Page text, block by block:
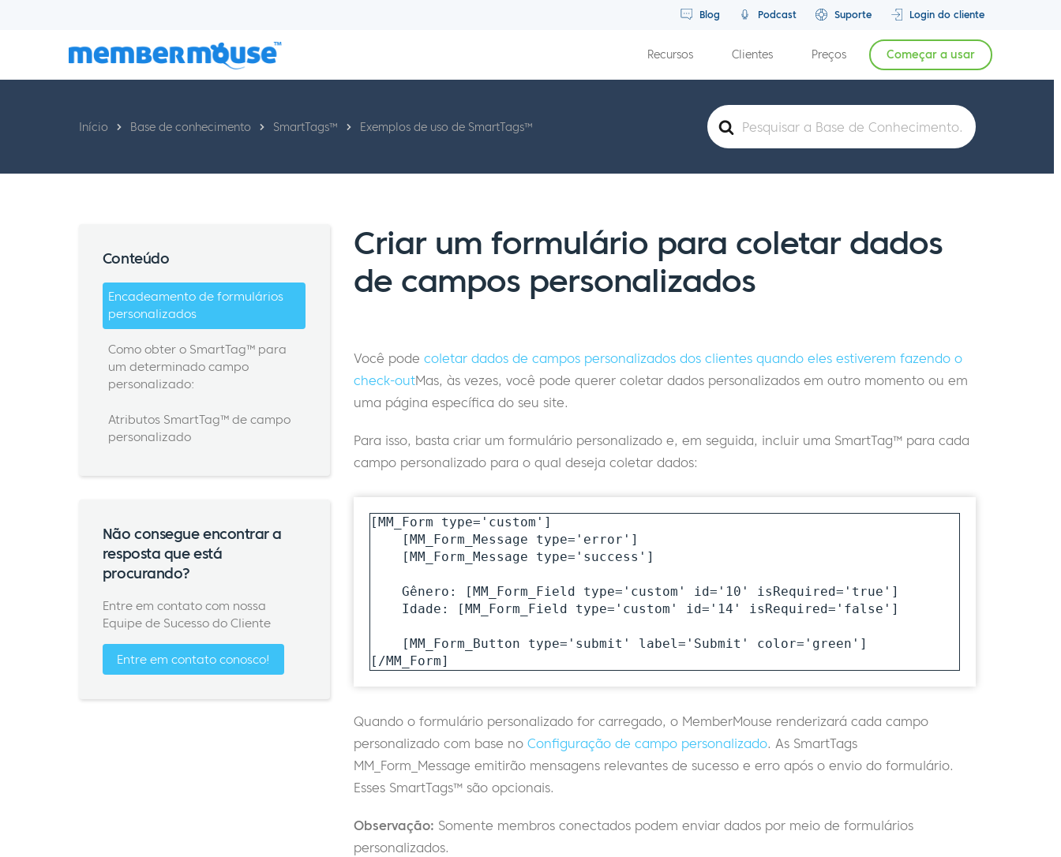
Blog Podcast Suporte Login do cliente
Recursos Clientes Preços Começar a usar
Pesquisar
por
Início Base de conhecimento SmartTags™ Exemplos de uso de SmartTags™
Criar um formulário para coletar dados
de campos personalizados
Você pode coletar dados de campos personalizados dos clientes quando eles estiverem fazendo o
check-outMas, às vezes, você pode querer coletar dados personalizados em outro momento ou em
uma página específica do seu site.
Para isso, basta criar um formulário personalizado e, em seguida, incluir uma SmartTag™ para cada
campo personalizado para o qual deseja coletar dados:
[MM_Form type='custom']
[/MM_Form]
Quando o formulário personalizado for carregado, o MemberMouse renderizará cada campo
personalizado com base no Configuração de campo personalizado. As SmartTags
MM_Form_Message emitirão mensagens relevantes de sucesso e erro após o envio do formulário.
Esses SmartTags™ são opcionais.
Observação: Somente membros conectados podem enviar dados por meio de formulários
personalizados.
Conteúdo
Encadeamento de formulários
personalizados
Como obter o SmartTag™ para
um determinado campo
personalizado:
Atributos SmartTag™ de campo
personalizado
Não consegue encontrar a
resposta que está
procurando?
Entre em contato com nossa
Equipe de Sucesso do Cliente
Entre em contato conosco!